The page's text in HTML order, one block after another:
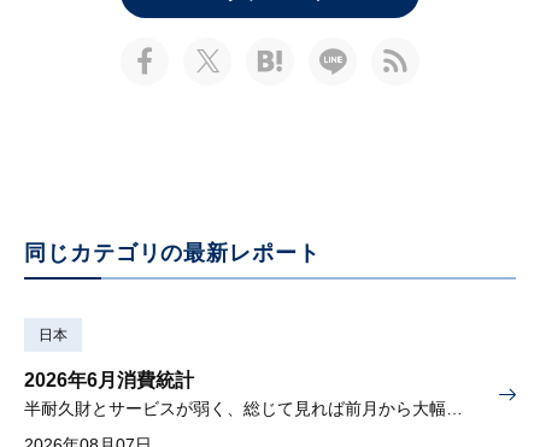
同じカテゴリの最新レポート
日本
2026年6月消費統計